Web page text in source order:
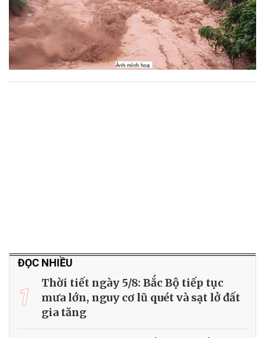
ĐỌC NHIỀU
1
Thời tiết ngày 5/8: Bắc Bộ tiếp tục
mưa lớn, nguy cơ lũ quét và sạt lở đất
gia tăng